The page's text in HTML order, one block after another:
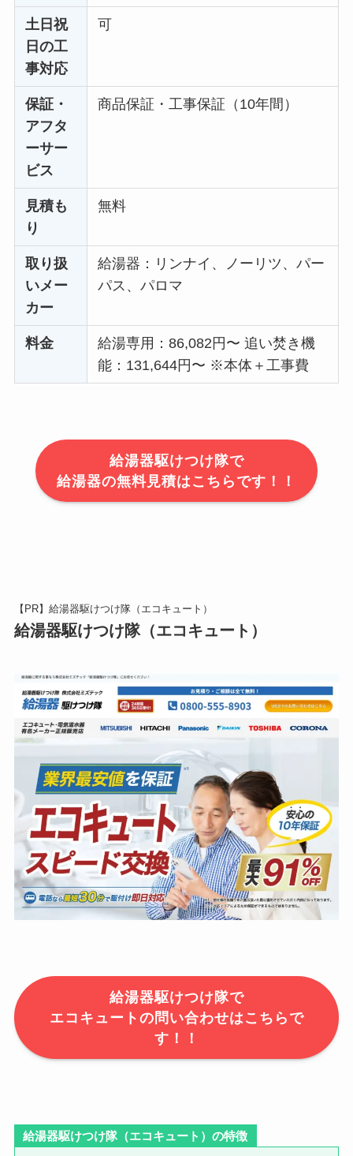
土日祝
日の工
事対応
可
保証・
アフタ
ーサー
ビス
商品保証・工事保証（10年間）
見積も
り
無料
取り扱
いメー
カー
給湯器：リンナイ、ノーリツ、パー
パス、パロマ
料金
給湯専用：86,082円〜 追い焚き機
能：131,644円〜 ※本体＋工事費
給湯器駆けつけ隊で
給湯器の無料見積はこちらです！！
【PR】給湯器駆けつけ隊（エコキュート）
給湯器駆けつけ隊（エコキュート）
給湯器駆けつけ隊で
エコキュートの問い合わせはこちらで
す！！
給湯器駆けつけ隊（エコキュート）の特徴